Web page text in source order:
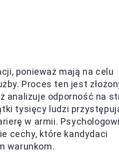
ponieważ mają na celu
Proces ten jest
analizuje odporność na
tysięcy ludzi
w armii.
cechy, które kandydaci
warunkom.